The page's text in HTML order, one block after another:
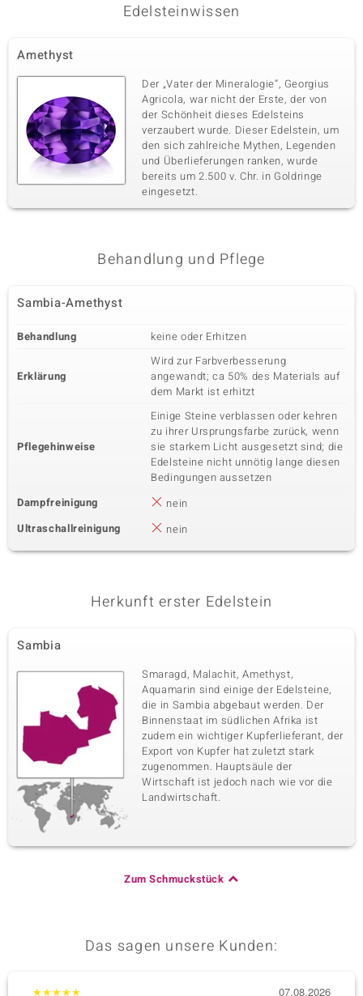
Edelsteinwissen
Amethyst
Der „Vater der Mineralogie“, Georgius
Agricola, war nicht der Erste, der von
der Schönheit dieses Edelsteins
verzaubert wurde. Dieser Edelstein, um
den sich zahlreiche Mythen, Legenden
und Überlieferungen ranken, wurde
bereits um 2.500 v. Chr. in Goldringe
eingesetzt.
Behandlung und Pflege
Sambia-Amethyst
Behandlung keine oder Erhitzen
Erklärung
Wird zur Farbverbesserung
angewandt; ca 50% des Materials auf
dem Markt ist erhitzt
Pflegehinweise
Einige Steine verblassen oder kehren
zu ihrer Ursprungsfarbe zurück, wenn
sie starkem Licht ausgesetzt sind; die
Edelsteine nicht unnötig lange diesen
Bedingungen aussetzen
Dampfreinigung
nein
Ultraschallreinigung
nein
Herkunft erster Edelstein
Sambia
Smaragd, Malachit, Amethyst,
Aquamarin sind einige der Edelsteine,
die in Sambia abgebaut werden. Der
Binnenstaat im südlichen Afrika ist
zudem ein wichtiger Kupferlieferant, der
Export von Kupfer hat zuletzt stark
zugenommen. Hauptsäule der
Wirtschaft ist jedoch nach wie vor die
Landwirtschaft.
Zum Schmuckstück
Das sagen unsere Kunden:
★★★★★
07.08.2026